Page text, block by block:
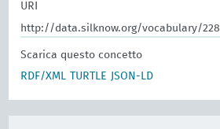
URI
http://data.silknow.org/vocabulary/228
Scarica questo concetto
RDF/XML
TURTLE JSON-LD